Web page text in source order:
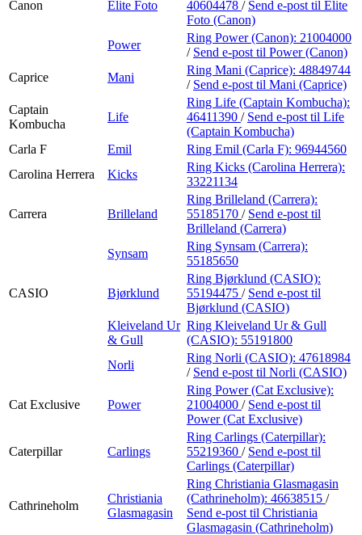
Canon Elite Foto
40604478 / Send e-post til Elite
Foto (Canon)
Power
Ring Power (Canon): 21004000
/ Send e-post til Power (Canon)
Caprice
Mani
Ring Mani (Caprice): 48849744
/ Send e-post til Mani (Caprice)
Captain
Kombucha
Life
Ring Life (Captain Kombucha):
46411390 / Send e-post til Life
(Captain Kombucha)
Carla F
Emil Ring Emil (Carla F): 96944560
Carolina Herrera
Kicks
Ring Kicks (Carolina Herrera):
33221134
Carrera Brilleland
Ring Brilleland (Carrera):
55185170 / Send e-post til
Brilleland (Carrera)
Synsam
Ring Synsam (Carrera):
55185650
CASIO Bjørklund
Ring Bjørklund (CASIO):
55194475 / Send e-post til
Bjørklund (CASIO)
Kleiveland Ur
& Gull
Ring Kleiveland Ur & Gull
(CASIO): 55191800
Norli
Ring Norli (CASIO): 47618984
/ Send e-post til Norli (CASIO)
Cat Exclusive Power
Ring Power (Cat Exclusive):
21004000 / Send e-post til
Power (Cat Exclusive)
Caterpillar Carlings
Ring Carlings (Caterpillar):
55219360 / Send e-post til
Carlings (Caterpillar)
Cathrineholm
Christiania
Glasmagasin
Ring Christiania Glasmagasin
(Cathrineholm): 46638515 /
Send e-post til Christiania
Glasmagasin (Cathrineholm)